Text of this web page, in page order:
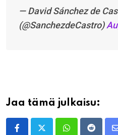
— David Sánchez de
(@SanchezdeCastro)
Jaa tämä julkaisu: